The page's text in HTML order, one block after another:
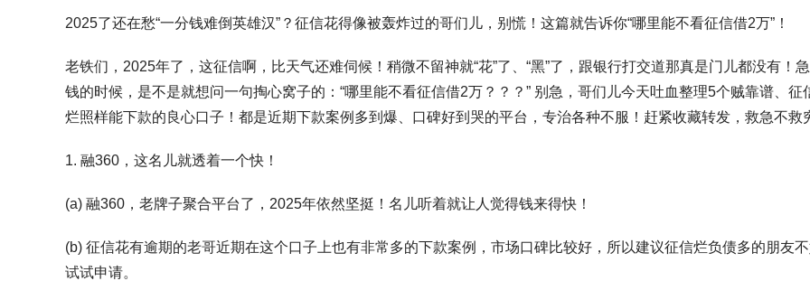
2025了还在愁“一分钱难倒英雄汉”？征信花得像被轰炸过的哥们儿，别慌！这篇就告诉你“哪里能不看征信借2万”！
老铁们，2025年了，这征信啊，比天气还难伺候！稍微不留神就“花”了、“黑”了，跟银行打交道那真是门儿都没有！
钱的时候，是不是就想问一句掏心窝子的：“哪里能不看征信借2万？？？” 别急，哥们儿今天吐血整理5个贼靠谱、征
烂照样能下款的良心口子！都是近期下款案例多到爆、口碑好到哭的平台，专治各种不服！赶紧收藏转发，救急不救
1. 融360，这名儿就透着一个快！
(a) 融360，老牌子聚合平台了，2025年依然坚挺！名儿听着就让人觉得钱来得快！
(b) 征信花有逾期的老哥近期在这个口子上也有非常多的下款案例，市场口碑比较好，所以建议征信烂负债多的朋友
试试申请。